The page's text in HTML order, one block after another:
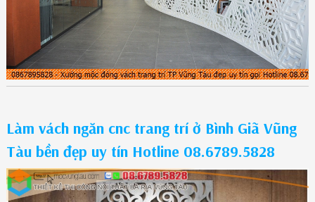
Làm vách ngăn cnc trang trí ở Bình Giã Vũng
Tàu bền đẹp uy tín Hotline 08.6789.5828